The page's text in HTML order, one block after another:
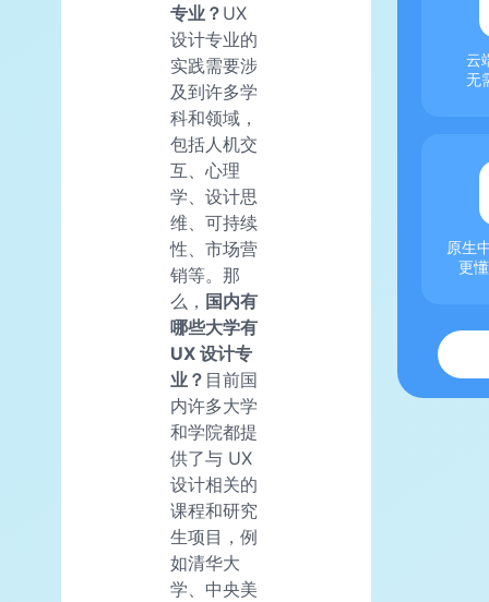
专业？ UX
设计专业的
实践需要涉
及到许多学
科和领域，
包括人机交
互、心理
学、设计思
维、可持续
性、市场营
销等。那
么， 国内有
哪些大学有
UX 设计专
业？ 目前国
内许多大学
和学院都提
供了与 UX
设计相关的
课程和研究
生项目，例
如清华大
学、中央美
云
无
原生
更